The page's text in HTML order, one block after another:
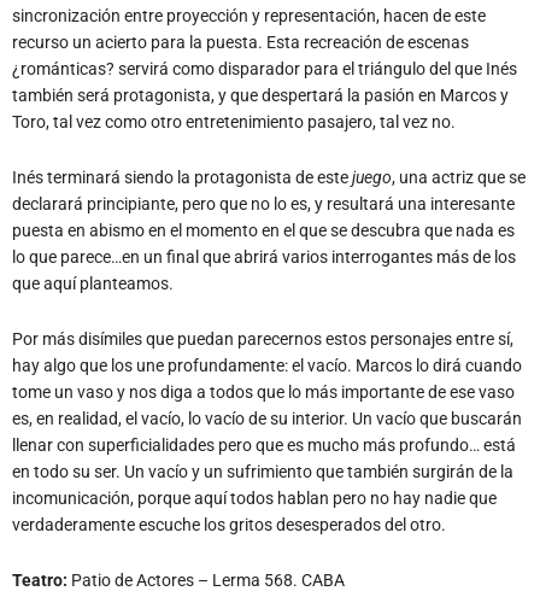
sincronización entre proyección y representación, hacen de este
recurso un acierto para la puesta. Esta recreación de escenas
¿románticas? servirá como disparador para el triángulo del que Inés
también será protagonista, y que despertará la pasión en Marcos y
Toro, tal vez como otro entretenimiento pasajero, tal vez no.
Inés terminará siendo la protagonista de estejuego, una actriz que se
declarará principiante, pero que no lo es, y resultará una interesante
puesta en abismo en el momento en el que se descubra que nada es
lo que parece…en un final que abrirá varios interrogantes más de los
que aquí planteamos.
Por más disímiles que puedan parecernos estos personajes entre sí,
hay algo que los une profundamente: el vacío. Marcos lo dirá cuando
tome un vaso y nos diga a todos que lo más importante de ese vaso
es, en realidad, el vacío, lo vacío de su interior. Un vacío que buscarán
llenar con superficialidades pero que es mucho más profundo… está
en todo su ser. Un vacío y un sufrimiento que también surgirán de la
incomunicación, porque aquí todos hablan pero no hay nadie que
verdaderamente escuche los gritos desesperados del otro.
Teatro: Patio de Actores – Lerma 568. CABA